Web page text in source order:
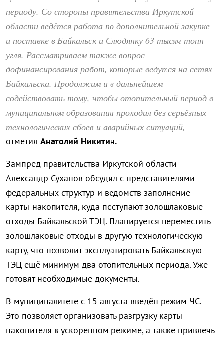
периоду. Со стороны правительства Иркутской
области ведётся работа по дополнительной закупке
и поставке в Байкальск и Слюдянку 63 тысяч тонн
угля. Рассматриваем также вопрос
дофинансирования работ, которые ведутся на сетях
Байкальска. Продолжим и в дальнейшем
содействовать тому, чтобы отопительный период в
муниципальном образовании проходил без серьёзных
технологических сбоев и аварийных ситуаций, –
отметил Анатолий Никитин.
Зампред правительства Иркутской области
Александр Суханов обсудил с представителями
федеральных структур и ведомств заполнение
карты-накопителя, куда поступают золошлаковые
отходы Байкальской ТЭЦ. Планируется переместить
золошлаковые отходы в другую технологическую
карту, что позволит эксплуатировать Байкальскую
ТЭЦ ещё минимум два отопительных периода. Уже
готовят необходимые документы.
В муниципалитете с 15 августа введён режим ЧС.
Это позволяет организовать разгрузку карты-
накопителя в ускоренном режиме, а также привлечь